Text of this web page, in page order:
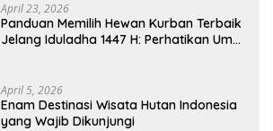
April 23, 2026
Panduan Memilih Hewan Kurban Terbaik
Jelang Iduladha 1447 H: Perhatikan Umur
April 5, 2026
Enam Destinasi Wisata Hutan Indonesia
yang Wajib Dikunjungi